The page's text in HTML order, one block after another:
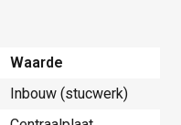
Waarde
Inbouw (stucwerk)